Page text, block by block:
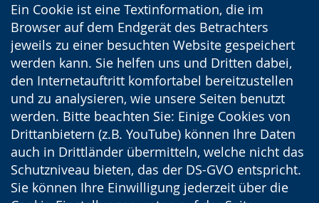
Ein Cookie ist eine Textinformation, die im
Browser auf dem Endgerät des Betrachters
jeweils zu einer besuchten Website gespeichert
werden kann. Sie helfen uns und Dritten dabei,
den Internetauftritt komfortabel bereitzustellen
und zu analysieren, wie unsere Seiten benutzt
werden. Bitte beachten Sie: Einige Cookies von
Drittanbietern (z.B. YouTube) können Ihre Daten
auch in Drittländer übermitteln, welche nicht das
Schutzniveau bieten, das der DS-GVO entspricht.
Sie können Ihre Einwilligung jederzeit über die